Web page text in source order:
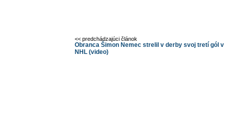
<< predchádzajúci článok
Obranca Šimon Nemec strelil v derby svoj tretí gól v
NHL (video)